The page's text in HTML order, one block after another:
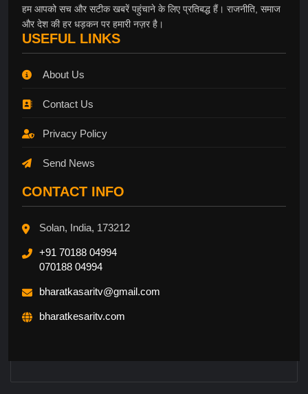
हम आपको सच और सटीक खबरें पहुंचाने के लिए प्रतिबद्ध हैं। राजनीति, समाज
और देश की हर धड़कन पर हमारी नज़र है।
USEFUL LINKS
About Us
Contact Us
Privacy Policy
Send News
CONTACT INFO
Solan, India, 173212
+91 70188 04994
070188 04994
bharatkasaritv@gmail.com
bharatkesaritv.com